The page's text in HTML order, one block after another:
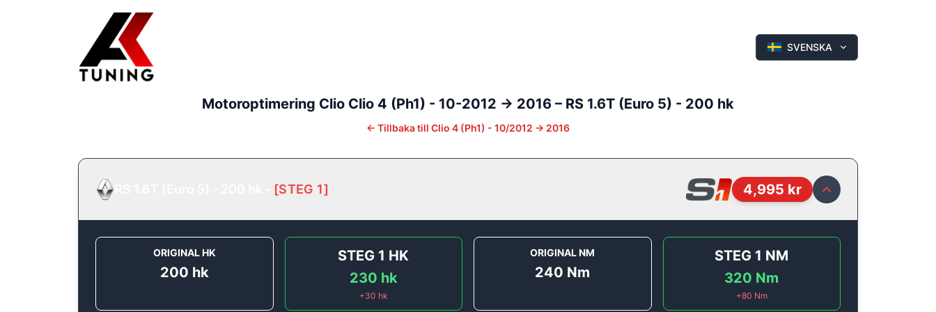
SVENSKA
Motoroptimering Clio Clio 4 (Ph1) - 10-2012 -> 2016 – RS 1.6T (Euro 5) - 200 hk
← Tillbaka till Clio 4 (Ph1) - 10/2012 -> 2016
[STEG 1] 4,995 kr
ORIGINAL HK
200 hk
STEG 1 HK
230 hk
+30 hk
ORIGINAL NM
240 Nm
STEG 1 NM
320 Nm
+80 Nm